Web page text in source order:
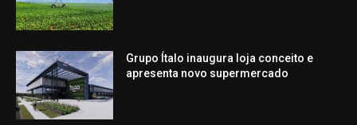
Grupo Ítalo inaugura loja conceito e
apresenta novo supermercado